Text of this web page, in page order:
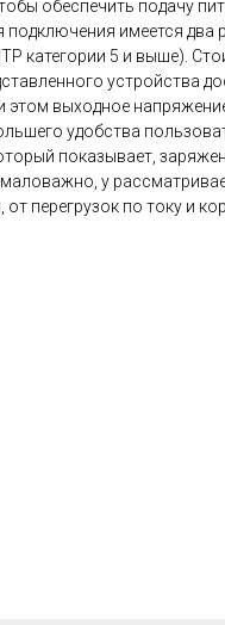
обеспечить подачу
имеется два
категории 5 и выше).
устройства
этом выходное
удобства
показывает,
у
перегрузок по току и